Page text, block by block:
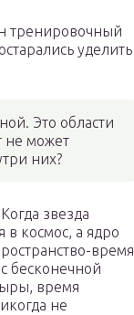
Это области
не может
них?
звезда
космос, а ядро
время
бесконечной
время
не